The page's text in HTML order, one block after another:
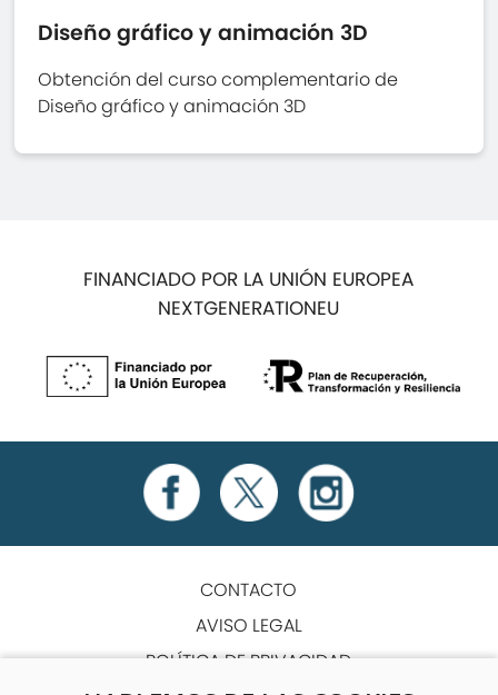
Diseño gráfico y animación 3D
Obtención del curso complementario de
Diseño gráfico y animación 3D
FINANCIADO POR LA UNIÓN EUROPEA
NEXTGENERATIONEU
CONTACTO
AVISO LEGAL
POLÍTICA DE PRIVACIDAD